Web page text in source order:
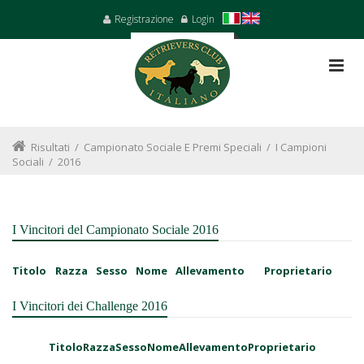
Registrazione Login
Risultati / Campionato Sociale E Premi Speciali / I Campioni
Sociali / 2016
I Vincitori del Campionato Sociale 2016
Titolo Razza Sesso Nome Allevamento Proprietario
I Vincitori dei Challenge 2016
TitoloRazzaSessoNomeAllevamentoProprietario